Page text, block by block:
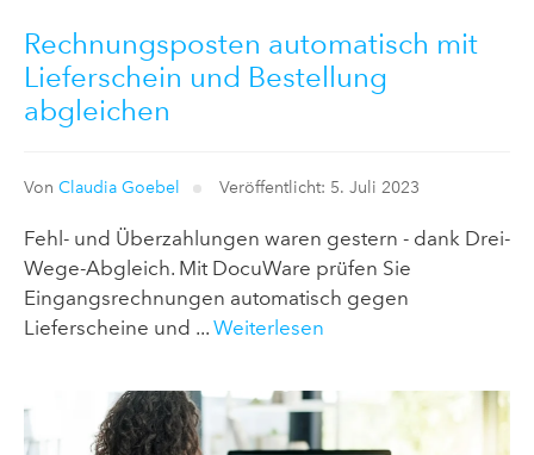
Rechnungsposten automatisch mit
Lieferschein und Bestellung
abgleichen
Von Claudia Goebel Veröffentlicht: 5. Juli 2023
Fehl- und Überzahlungen waren gestern - dank Drei-
Wege-Abgleich. Mit DocuWare prüfen Sie
Eingangsrechnungen automatisch gegen
Lieferscheine und ... Weiterlesen